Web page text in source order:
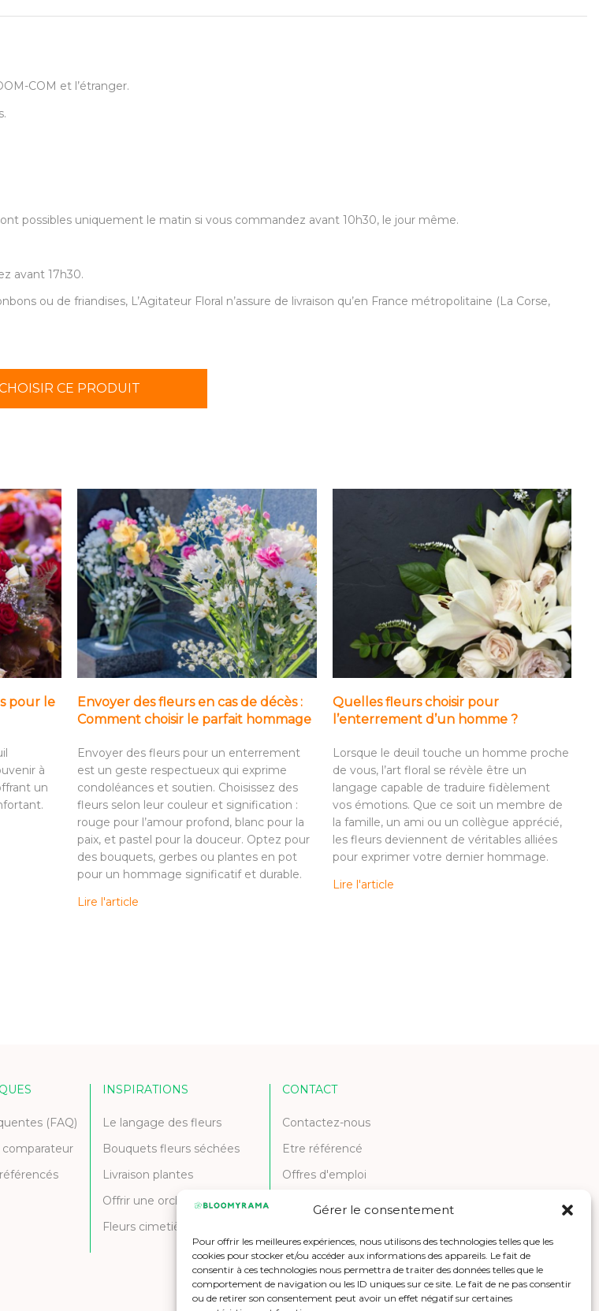
Gérer le consentement
Pour offrir les meilleures expériences, nous utilisons des technologies telles que les
cookies pour stocker et/ou accéder aux informations des appareils. Le fait de
consentir à ces technologies nous permettra de traiter des données telles que le
comportement de navigation ou les ID uniques sur ce site. Le fait de ne pas consentir
ou de retirer son consentement peut avoir un effet négatif sur certaines
COM et l’étranger.
possibles uniquement le matin si vous commandez avant 10h30, le jour même.
avant 17h30.
ou de friandises, L’Agitateur Floral n’assure de livraison qu’en France métropolitaine (La Corse,
CE PRODUIT
pour le
à
un
Envoyer des fleurs en cas de décès :
Comment choisir le parfait hommage
Envoyer des fleurs pour un enterrement
est un geste respectueux qui exprime
condoléances et soutien. Choisissez des
fleurs selon leur couleur et signification :
rouge pour l’amour profond, blanc pour la
paix, et pastel pour la douceur. Optez pour
des bouquets, gerbes ou plantes en pot
pour un hommage significatif et durable.
Lire l'article
Quelles fleurs choisir pour
l’enterrement d’un homme ?
Lorsque le deuil touche un homme proche
de vous, l’art floral se révèle être un
langage capable de traduire fidèlement
vos émotions. Que ce soit un membre de
la famille, un ami ou un collègue apprécié,
les fleurs deviennent de véritables alliées
pour exprimer votre dernier hommage.
Lire l'article
(FAQ)
INSPIRATIONS
Le langage des fleurs
Bouquets fleurs séchées
Livraison plantes
Offrir une orchidée
Fleurs cimetière et deuil
CONTACT
Contactez-nous
Etre référencé
Offres d'emploi